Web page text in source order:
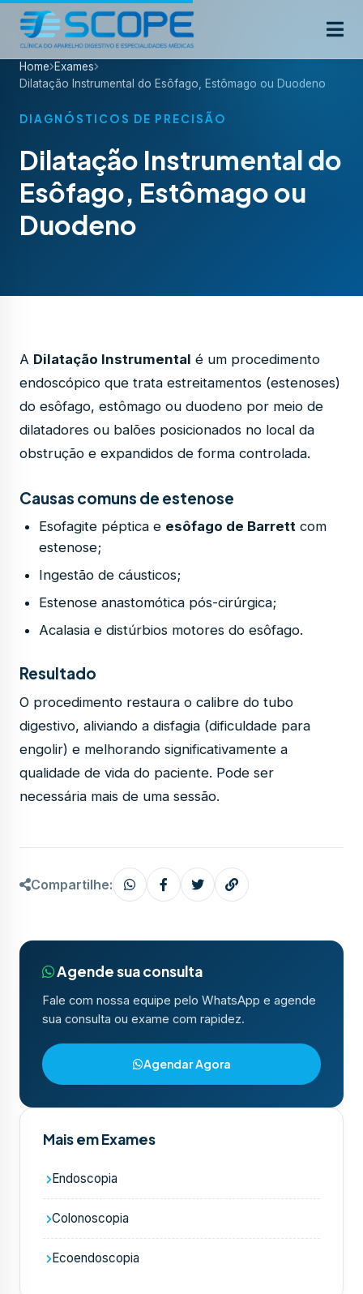
Home Exames
Dilatação Instrumental do Esôfago, Estômago ou Duodeno
DIAGNÓSTICOS DE PRECISÃO
Dilatação Instrumental do
Esôfago, Estômago ou
Duodeno
A Dilatação Instrumental é um procedimento
endoscópico que trata estreitamentos (estenoses)
do esôfago, estômago ou duodeno por meio de
dilatadores ou balões posicionados no local da
obstrução e expandidos de forma controlada.
Causas comuns de estenose
Esofagite péptica e esôfago de Barrett com
estenose;
Ingestão de cáusticos;
Estenose anastomótica pós-cirúrgica;
Acalasia e distúrbios motores do esôfago.
Resultado
O procedimento restaura o calibre do tubo
digestivo, aliviando a disfagia (dificuldade para
engolir) e melhorando significativamente a
qualidade de vida do paciente. Pode ser
necessária mais de uma sessão.
Compartilhe:
Agende sua consulta
Fale com nossa equipe pelo WhatsApp e agende
sua consulta ou exame com rapidez.
Agendar Agora
Mais em Exames
Endoscopia
Colonoscopia
Ecoendoscopia